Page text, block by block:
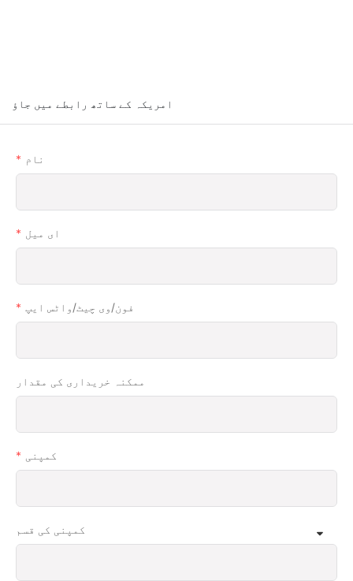
امریکہ کے ساتھ رابطے میں جاؤ
نام
ای میل
فون/وی چیٹ/واٹس ایپ
ممکنہ خریداری کی مقدار
کمپنی
کمپنی کی قسم